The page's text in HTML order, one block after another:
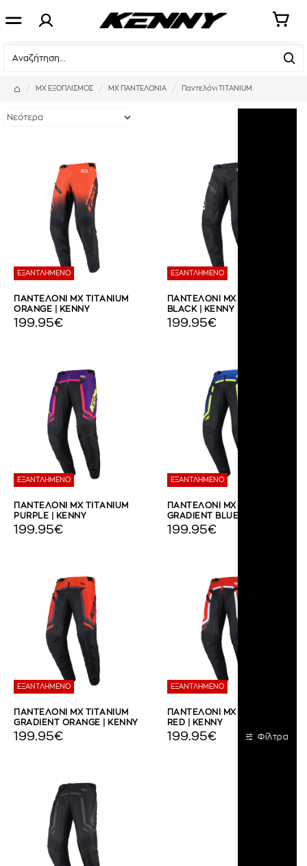
ΜΧ ΕΞΟΠΛΙΣΜΟΣ MX ΠΑΝΤΕΛΟΝΙΑ Παντελόνι TITANIUM
ΕΞΑΝΤΛΗΜΕΝΟ
ΠΑΝΤΕΛΟΝΙ MX TITANIUM
ORANGE | KENNY
199.95€
ΕΞΑΝΤΛΗΜΕΝΟ
ΠΑΝΤΕΛΟΝΙ MX TITANIUM
BLACK | KENNY
199.95€
ΕΞΑΝΤΛΗΜΕΝΟ
ΠΑΝΤΕΛΟΝΙ MX TITANIUM
PURPLE | KENNY
199.95€
ΕΞΑΝΤΛΗΜΕΝΟ
ΠΑΝΤΕΛΟΝΙ MX TITANIUM
GRADIENT BLUE | KENNY
199.95€
ΕΞΑΝΤΛΗΜΕΝΟ
ΠΑΝΤΕΛΟΝΙ MX TITANIUM
GRADIENT ORANGE | KENNY
199.95€
ΕΞΑΝΤΛΗΜΕΝΟ
ΠΑΝΤΕΛΟΝΙ MX TITANIUM
RED | KENNY
199.95€ Φίλτρα